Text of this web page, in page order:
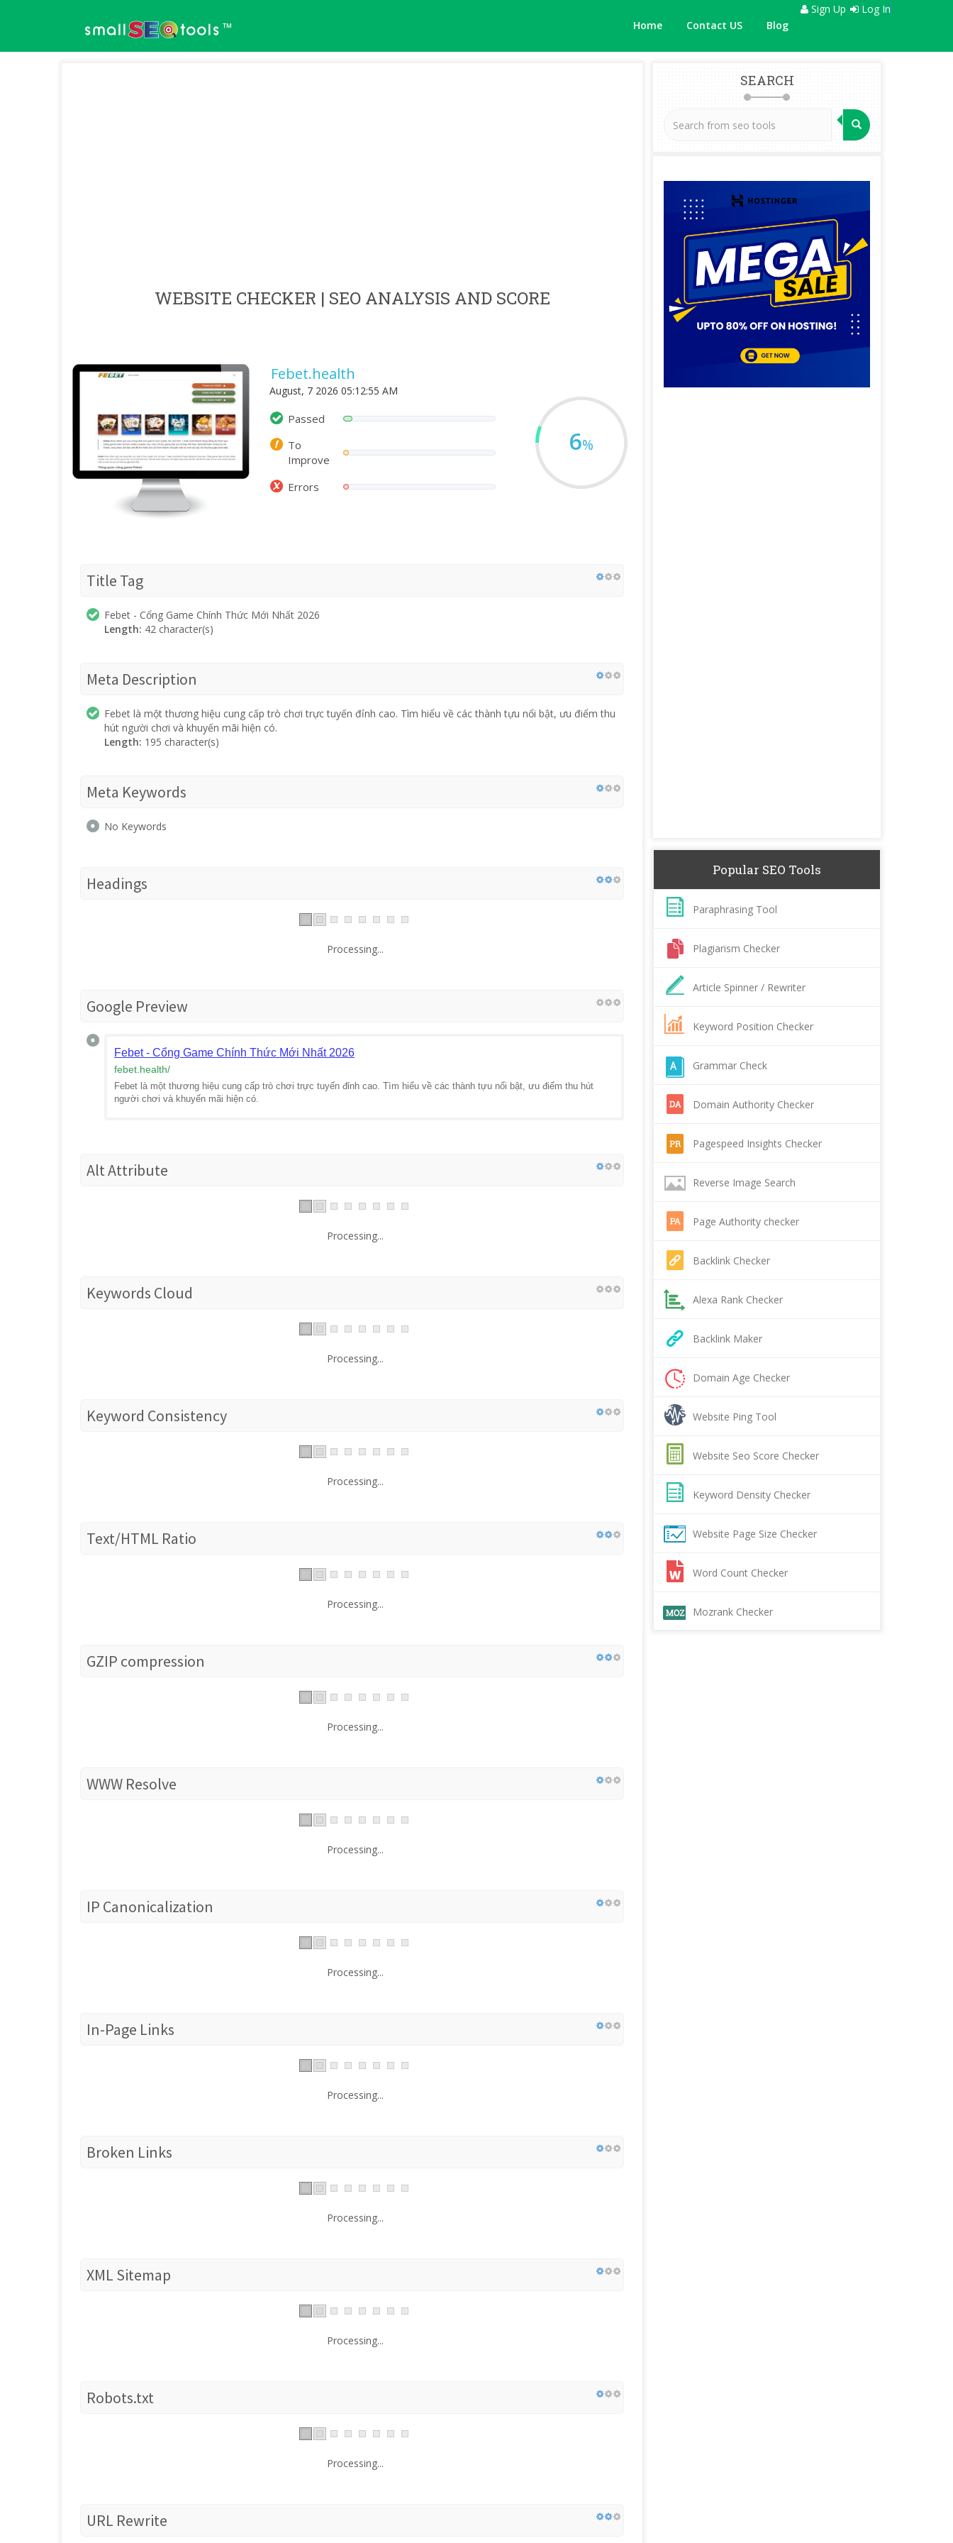
™ Home Contact US Blog
Sign Up Log In
WEBSITE CHECKER | SEO ANALYSIS AND SCORE
Febet.health
August, 7 2026 05:12:55 AM
Passed
To
Improve
Errors
6%
Title Tag
Febet - Cổng Game Chính Thức Mới Nhất 2026
Length: 42 character(s)
Meta Description
Febet là một thương hiệu cung cấp trò chơi trực tuyến đỉnh cao. Tìm hiểu về các thành tựu nổi bật, ưu điểm thu
hút người chơi và khuyến mãi hiện có.
Length: 195 character(s)
Meta Keywords
No Keywords
Headings
Processing...
Google Preview
Febet - Cổng Game Chính Thức Mới Nhất 2026
febet.health/
Febet là một thương hiệu cung cấp trò chơi trực tuyến đỉnh cao. Tìm hiểu về các thành tựu nổi bật, ưu điểm thu hút
người chơi và khuyến mãi hiện có.
Alt Attribute
Processing...
Keywords Cloud
Processing...
Keyword Consistency
Processing...
Text/HTML Ratio
Processing...
GZIP compression
Processing...
WWW Resolve
Processing...
IP Canonicalization
Processing...
In-Page Links
Processing...
Broken Links
Processing...
XML Sitemap
Processing...
Robots.txt
Processing...
URL Rewrite
SEARCH
Popular SEO Tools
Paraphrasing Tool
Plagiarism Checker
Article Spinner / Rewriter
Keyword Position Checker
Grammar Check
Domain Authority Checker
Pagespeed Insights Checker
Reverse Image Search
Page Authority checker
Backlink Checker
Alexa Rank Checker
Backlink Maker
Domain Age Checker
Website Ping Tool
Website Seo Score Checker
Keyword Density Checker
Website Page Size Checker
Word Count Checker
Mozrank Checker